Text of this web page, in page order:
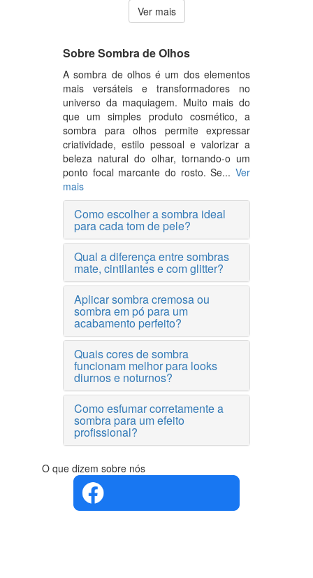
Ver mais
Sobre Sombra de Olhos
A sombra de olhos é um dos elementos
mais versáteis e transformadores no
universo da maquiagem. Muito mais do
que um simples produto cosmético, a
sombra para olhos permite expressar
criatividade, estilo pessoal e valorizar a
beleza natural do olhar, tornando-o um
ponto focal marcante do rosto. Se... Ver
mais
Como escolher a sombra ideal
para cada tom de pele?
Qual a diferença entre sombras
mate, cintilantes e com glitter?
Aplicar sombra cremosa ou
sombra em pó para um
acabamento perfeito?
Quais cores de sombra
funcionam melhor para looks
diurnos e noturnos?
Como esfumar corretamente a
sombra para um efeito
profissional?
O que dizem sobre nós